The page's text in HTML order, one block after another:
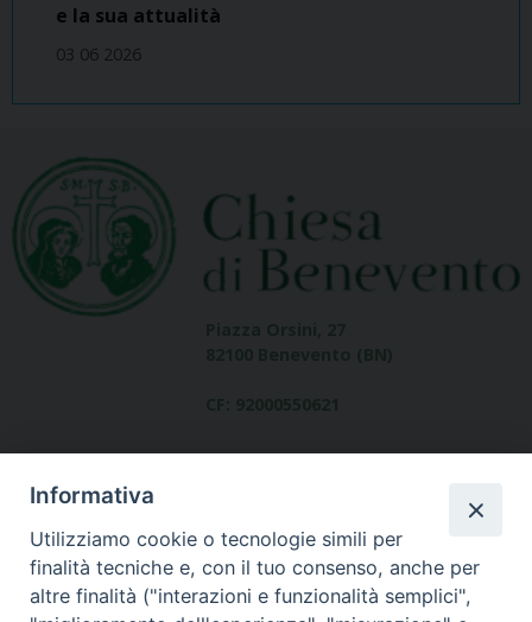
e la sua attualità
03 06 2026
Dove siamo
Informativa
Utilizziamo cookie o tecnologie simili per
finalità tecniche e, con il tuo consenso, anche per
altre finalità ("interazioni e funzionalità semplici",